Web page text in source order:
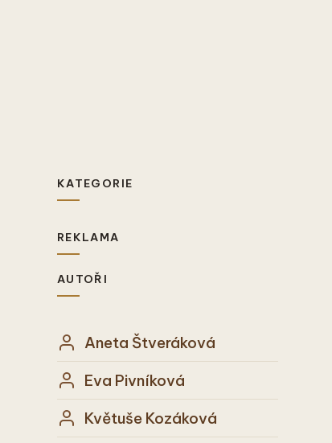
KATEGORIE
REKLAMA
AUTOŘI
Aneta Štveráková
Eva Pivníková
Květuše Kozáková